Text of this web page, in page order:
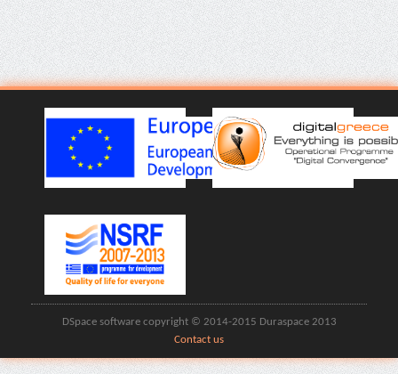
DSpace software copyright © 2014-2015 Duraspace 2013
Contact us